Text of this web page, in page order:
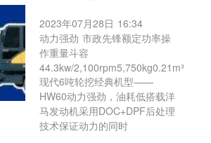
2023年07月28日 16:34
动力强劲 市政先锋额定功率操
作重量斗容
44.3kw/2,100rpm5,750kg0.21m³
现代6吨轮挖经典机型——
HW60动力强劲，油耗低搭载洋
马发动机采用DOC+DPF后处理
技术保证动力的同时